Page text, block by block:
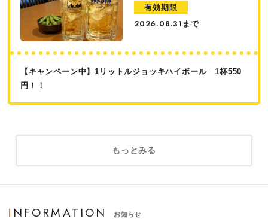
有効期限
2026.08.31 まで
【キャンペーン中】1リットルジョッキハイボール 1杯550
円！！
もっとみる
INFORMATION お知らせ